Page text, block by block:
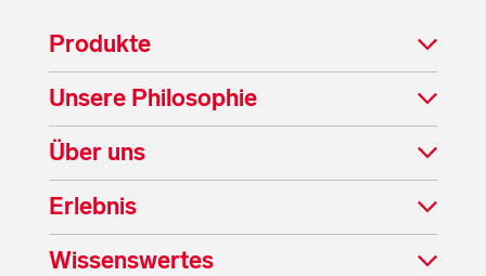
Produkte
Unsere Philosophie
Über uns
Erlebnis
Wissenswertes